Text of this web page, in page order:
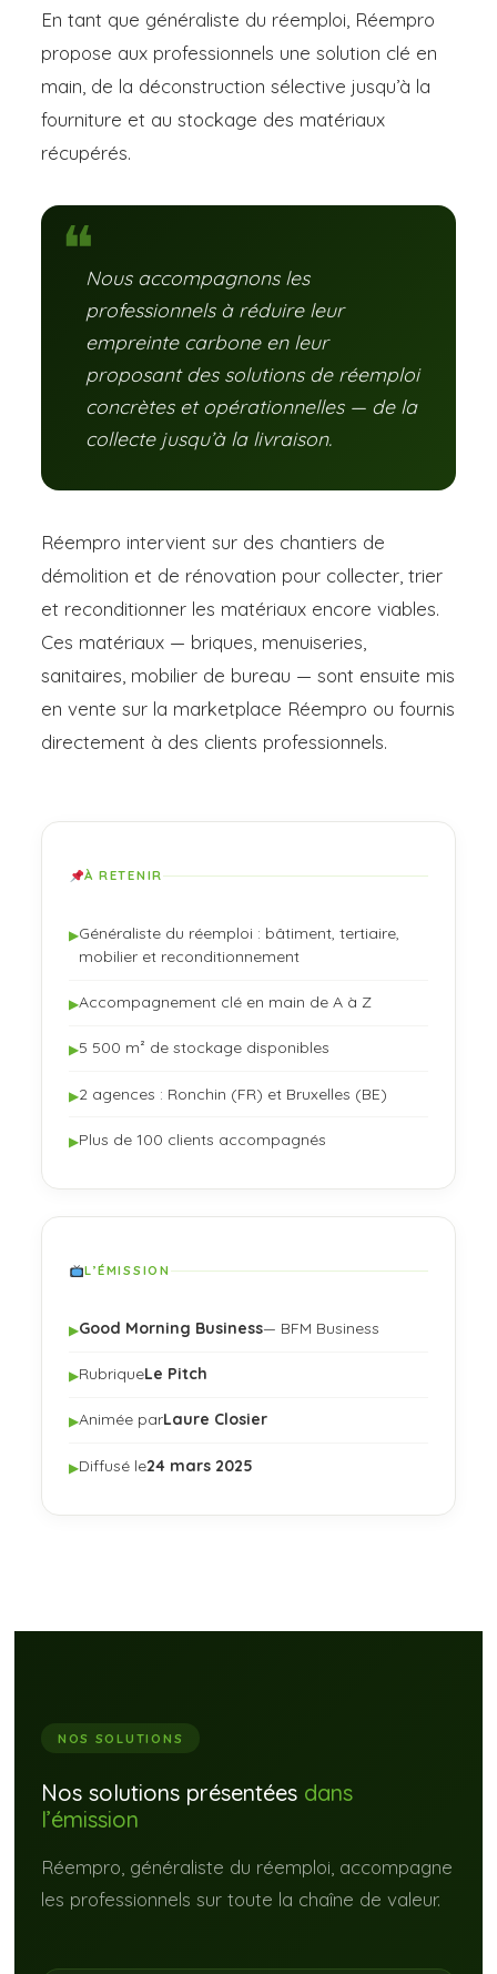
En tant que généraliste du réemploi, Réempro
propose aux professionnels une solution clé en
main, de la déconstruction sélective jusqu’à la
fourniture et au stockage des matériaux
récupérés.
Nous accompagnons les
professionnels à réduire leur
empreinte carbone en leur
proposant des solutions de réemploi
concrètes et opérationnelles — de la
collecte jusqu’à la livraison.
Réempro intervient sur des chantiers de
démolition et de rénovation pour collecter, trier
et reconditionner les matériaux encore viables.
Ces matériaux — briques, menuiseries,
sanitaires, mobilier de bureau — sont ensuite mis
en vente sur la marketplace Réempro ou fournis
directement à des clients professionnels.
À RETENIR
▶Généraliste du réemploi : bâtiment, tertiaire,
mobilier et reconditionnement
▶Accompagnement clé en main de A à Z
▶5 500 m² de stockage disponibles
▶2 agences : Ronchin (FR) et Bruxelles (BE)
▶Plus de 100 clients accompagnés
L’ÉMISSION
▶Good Morning Business— BFM Business
▶RubriqueLe Pitch
▶Animée parLaure Closier
▶Diffusé le24 mars 2025
NOS SOLUTIONS
Nos solutions présentées dans
l’émission
Réempro, généraliste du réemploi, accompagne
les professionnels sur toute la chaîne de valeur.